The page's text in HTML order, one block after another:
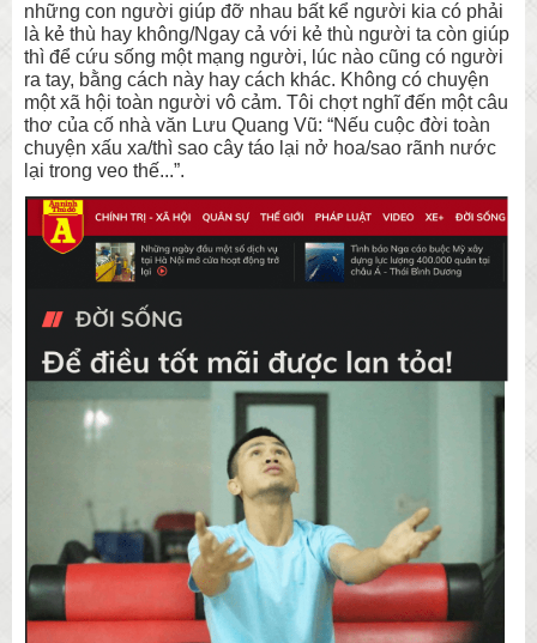
những con người giúp đỡ nhau bất kể người kia có phải
là kẻ thù hay không/Ngay cả với kẻ thù người ta còn giúp
thì để cứu sống một mạng người, lúc nào cũng có người
ra tay, bằng cách này hay cách khác. Không có chuyện
một xã hội toàn người vô cảm. Tôi chợt nghĩ đến một câu
thơ của cố nhà văn Lưu Quang Vũ: “Nếu cuộc đời toàn
chuyện xấu xa/thì sao cây táo lại nở hoa/sao rãnh nước
lại trong veo thế...”.